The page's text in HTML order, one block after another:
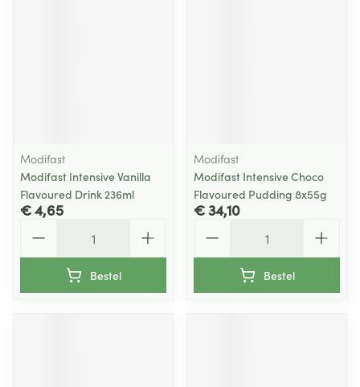
Modifast
Modifast Intensive Vanilla
Flavoured Drink 236ml
€ 4,65
Bestel
Modifast
Modifast Intensive Choco
Flavoured Pudding 8x55g
€ 34,10
Bestel